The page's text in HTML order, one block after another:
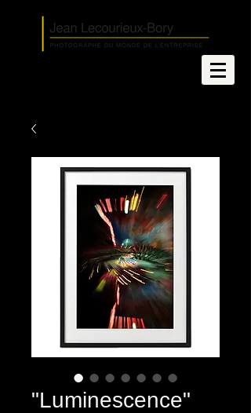
"Luminescence"